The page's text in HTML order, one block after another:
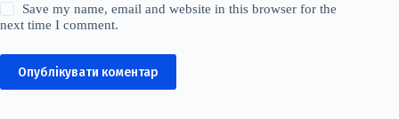
Save my name, email and website in this browser for the
next time I comment.
Опублікувати коментар